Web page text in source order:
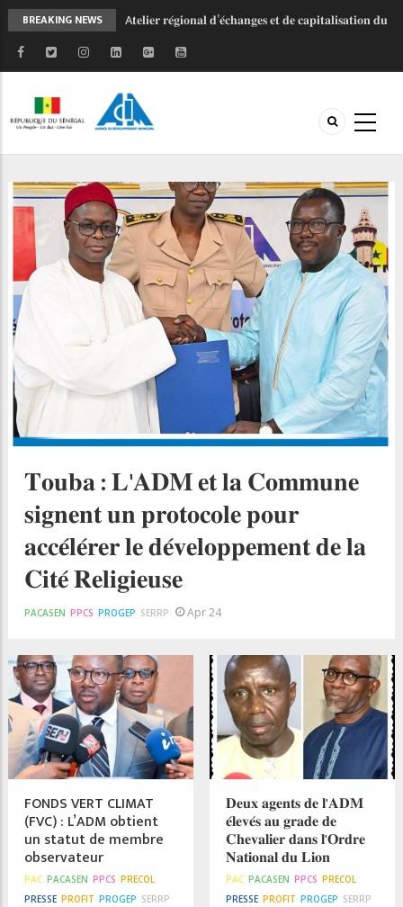
BREAKING NEWS
A𝐭𝐞𝐥𝐢𝐞𝐫 𝐫𝐞́𝐠𝐢𝐨𝐧𝐚𝐥 𝐝’𝐞́𝐜𝐡𝐚𝐧𝐠𝐞𝐬 𝐞𝐭 𝐝𝐞 𝐜𝐚𝐩𝐢𝐭𝐚𝐥𝐢𝐬𝐚𝐭𝐢𝐨𝐧 𝐝𝐮
𝐏𝐫𝐨𝐠𝐫𝐚𝐦𝐦𝐞 𝐝’𝐀𝐩𝐩𝐮𝐢 𝐚𝐮𝐱 𝐂𝐨𝐦𝐦𝐮𝐧𝐞𝐬 𝐞𝐭
𝐀𝐠𝐠𝐥𝐨𝐦𝐞́𝐫𝐚𝐭𝐢𝐨𝐧𝐬 𝐝𝐮 𝐒𝐞́𝐧𝐞́𝐠𝐚𝐥 (𝐏𝐀𝐂𝐀𝐒𝐄𝐍)
𝐡𝐚𝐫𝐦𝐨𝐧𝐢𝐬𝐞𝐫 𝐥𝐞𝐬 𝐦𝐞́𝐜𝐚𝐧𝐢𝐬𝐦𝐞𝐬 𝐝𝐞 𝐠𝐞𝐬𝐭𝐢𝐨𝐧 𝐝𝐞𝐬 𝐩𝐥𝐚𝐢𝐧𝐭𝐞𝐬
𝐝𝐞𝐬 𝐩𝐨𝐩𝐮𝐥𝐚𝐭𝐢𝐨𝐧𝐬.
𝐉𝐎𝐉 𝐃𝐚𝐤𝐚𝐫 𝟐𝟎𝟐𝟔 : 𝐒𝐚𝐧𝐠𝐚𝐥𝐤𝐚𝐦 𝐬𝐞 𝐦𝐨𝐛𝐢𝐥𝐢𝐬𝐞 𝐚𝐮 𝐜𝐨𝐭𝐞́
𝐋𝐞𝐬 𝐂𝐨𝐥𝐥𝐞𝐜𝐭𝐢𝐯𝐢𝐭𝐞́𝐬 𝐭𝐞𝐫𝐫𝐢𝐭𝐨𝐫𝐢𝐚𝐥𝐞𝐬 𝐚̀ 𝐥’𝐞́𝐜𝐨𝐥𝐞 𝐝𝐞 𝐥𝐚
𝐦𝐨𝐛𝐢𝐥𝐢𝐬𝐚𝐭𝐢𝐨𝐧 𝐝𝐞𝐬 𝐫𝐞𝐬𝐬𝐨𝐮𝐫𝐜𝐞𝐬
𝐏𝐑𝐎𝐆𝐄𝐏 𝟐 - 𝐅𝐚𝐜𝐞 𝐚̀ 𝐥'𝐡𝐢𝐯𝐞𝐫𝐧𝐚𝐠𝐞, 𝐥𝐚 𝐦𝐨𝐛𝐢𝐥𝐢𝐬𝐚𝐭𝐢𝐨𝐧
𝐜𝐨𝐧𝐭𝐢𝐧𝐮𝐞
𝐓𝐨𝐮𝐛𝐚 : 𝐋'𝐀𝐃𝐌 𝐞𝐭 𝐥𝐚 𝐂𝐨𝐦𝐦𝐮𝐧𝐞
𝐬𝐢𝐠𝐧𝐞𝐧𝐭 𝐮𝐧 𝐩𝐫𝐨𝐭𝐨𝐜𝐨𝐥𝐞 𝐩𝐨𝐮𝐫
𝐚𝐜𝐜𝐞́𝐥𝐞́𝐫𝐞𝐫 𝐥𝐞 𝐝𝐞́𝐯𝐞𝐥𝐨𝐩𝐩𝐞𝐦𝐞𝐧𝐭 𝐝𝐞 𝐥𝐚
𝐂𝐢𝐭𝐞́ 𝐑𝐞𝐥𝐢𝐠𝐢𝐞𝐮𝐬𝐞
PACASEN PPCS PROGEP SERRP Apr 24
FONDS VERT CLIMAT
(FVC) : L’ADM obtient
un statut de membre
observateur
PAC PACASEN PPCS PRECOL
PRESSE PROFIT PROGEP SERRP
𝐃𝐞𝐮𝐱 𝐚𝐠𝐞𝐧𝐭𝐬 𝐝𝐞 𝐥'𝐀𝐃𝐌
𝐞́𝐥𝐞𝐯𝐞́𝐬 𝐚𝐮 𝐠𝐫𝐚𝐝𝐞 𝐝𝐞
𝐂𝐡𝐞𝐯𝐚𝐥𝐢𝐞𝐫 𝐝𝐚𝐧𝐬 𝐥'𝐎𝐫𝐝𝐫𝐞
𝐍𝐚𝐭𝐢𝐨𝐧𝐚𝐥 𝐝𝐮 𝐋𝐢𝐨𝐧
PAC PACASEN PPCS PRECOL
PRESSE PROFIT PROGEP SERRP